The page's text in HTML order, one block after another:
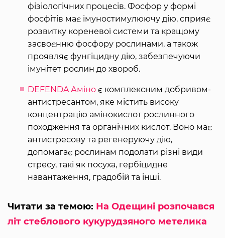
фізіологічних процесів. Фосфор у формі
фосфітів має імуностимулюючу дію, сприяє
розвитку кореневої системи та кращому
засвоєнню фосфору рослинами, а також
проявляє фунгіцидну дію, забезпечуючи
імунітет рослин до хвороб.
DEFENDA Аміно є комплексним добривом-
антистресантом, яке містить високу
концентрацію амінокислот рослинного
походження та органічних кислот. Воно має
антистресову та регенеруючу дію,
допомагає рослинам подолати різні види
стресу, такі як посуха, гербіцидне
навантаження, градобій та інші.
Читати за темою: На Одещині розпочався
літ стеблового кукурудзяного метелика